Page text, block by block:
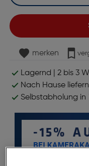
merken
Lagernd | 2 bis 3
Nach Hause liefern
Selbstabholung in